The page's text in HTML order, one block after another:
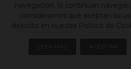
Copyright © Todos los
navegación. Si continúan
consideramos que aceptan su
descrito en nuestra Política de